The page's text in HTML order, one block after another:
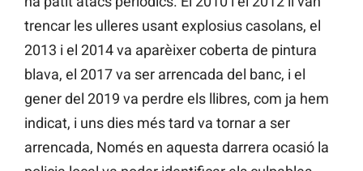
trencar les ulleres usant explosius casolans, el
2013 i el 2014 va aparèixer coberta de pintura
blava, el 2017 va ser arrencada del banc, i el
gener del 2019 va perdre els llibres, com ja hem
indicat, i uns dies més tard va tornar a ser
arrencada, Només en aquesta darrera ocasió la